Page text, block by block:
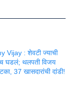
Vijay : शेवटी ज्याची
घडलं; थलपती विजय
37 खासदारांची दांडी!